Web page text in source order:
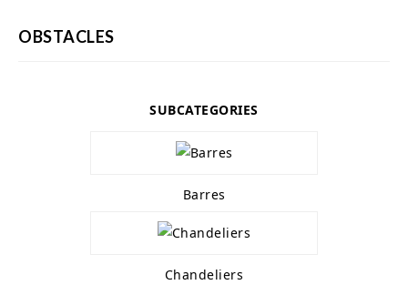
OBSTACLES
SUBCATEGORIES
Barres
Chandeliers